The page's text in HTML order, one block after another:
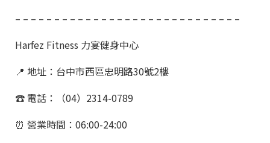
– – – – – – – – – – – – – – – – – – – – – – – – – – – – –
Harfez Fitness 力宴健身中心
📍 地址：台中市西區忠明路30號2樓
☎️ 電話：（04）2314-0789
⏰ 營業時間：06:00-24:00